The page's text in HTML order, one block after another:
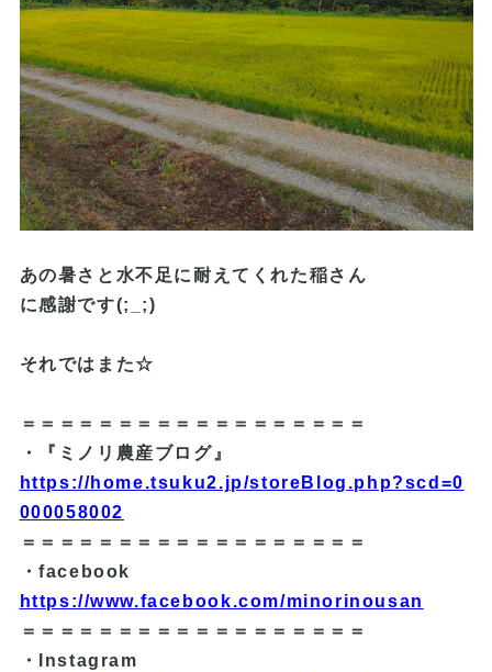
あの暑さと水不足に耐えてくれた稲さん
に感謝です(;_;)
それではまた☆
＝＝＝＝＝＝＝＝＝＝＝＝＝＝＝＝＝＝
・『ミノリ農産ブログ』
https://home.tsuku2.jp/storeBlog.php?scd=0
000058002
＝＝＝＝＝＝＝＝＝＝＝＝＝＝＝＝＝＝
・facebook
https://www.facebook.com/minorinousan
＝＝＝＝＝＝＝＝＝＝＝＝＝＝＝＝＝＝
・Instagram